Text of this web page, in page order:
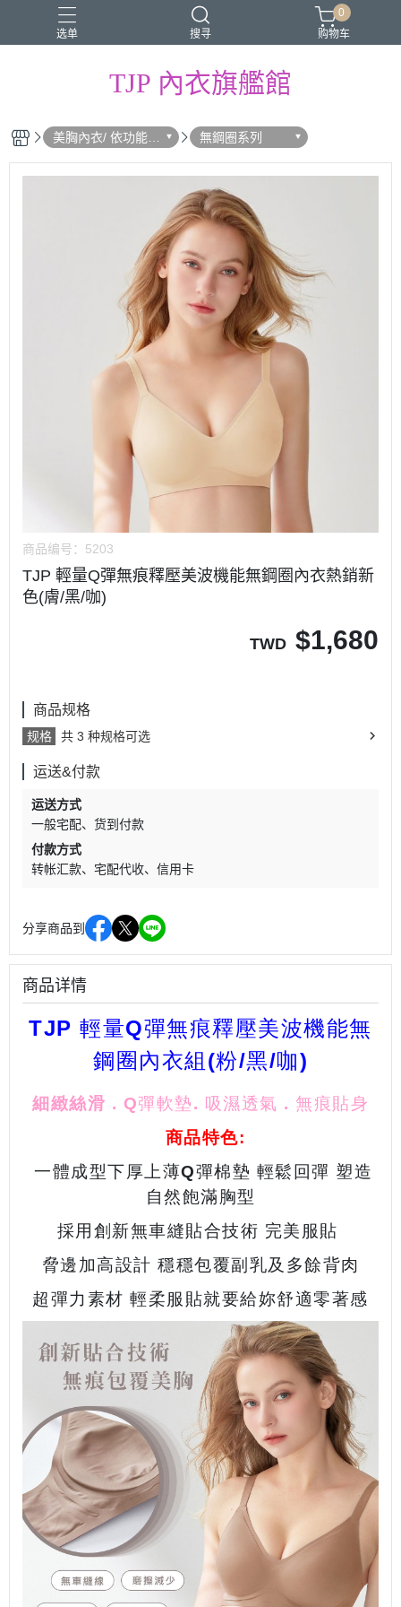
选单 搜寻
0
购物车
TJP 內衣旗艦館
美胸內衣/ 依功能分
類
無鋼圈系列
商品编号： 5203
TJP 輕量Q彈無痕釋壓美波機能無鋼圈內衣熱銷新
色(膚/黑/咖)
TWD $1,680
商品规格
规格 共 3 种规格可选
运送&付款
运送方式
一般宅配
货到付款
付款方式
转帐汇款
宅配代收 信用卡
分享商品到
商品详情
TJP 輕量Q彈無痕釋壓美波機能無
鋼圈內衣組(粉/黑/咖)
細緻絲滑 . Q彈軟墊. 吸濕透氣 . 無痕貼身
商品特色:
一體成型下厚上薄Q彈棉墊 輕鬆回彈 塑造
自然飽滿胸型
採用創新無車縫貼合技術 完美服貼
脅邊加高設計 穩穩包覆副乳及多餘背肉
超彈力素材 輕柔服貼就要給妳舒適零著感